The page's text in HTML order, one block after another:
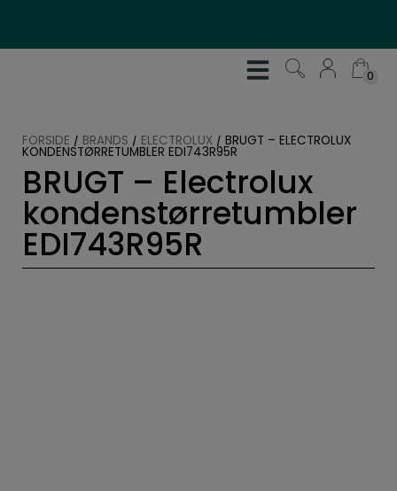
0
0
FORSIDE / BRANDS / ELECTROLUX / BRUGT – ELECTROLUX
KONDENSTØRRETUMBLER EDI743R95R
BRUGT – Electrolux
kondenstørretumbler
EDI743R95R